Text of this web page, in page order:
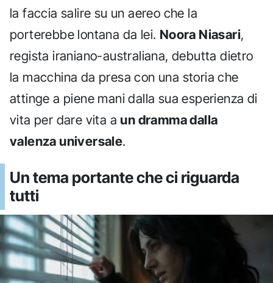
la faccia salire su un aereo che la
porterebbe lontana da lei. Noora Niasari,
regista iraniano-australiana, debutta dietro
la macchina da presa con una storia che
attinge a piene mani dalla sua esperienza di
vita per dare vita a un dramma dalla
valenza universale.
Un tema portante che ci riguarda
tutti